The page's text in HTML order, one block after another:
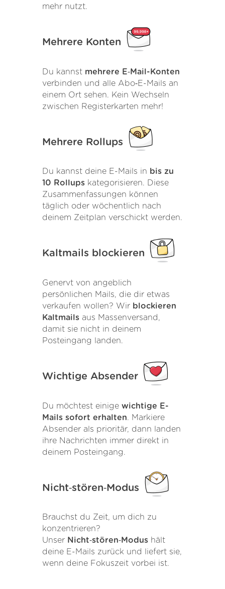
mehr nutzt.
Mehrere Konten
Du kannst mehrere E‑Mail-Konten
verbinden und alle Abo‑E-Mails an
einem Ort sehen. Kein Wechseln
zwischen Registerkarten mehr!
Mehrere Rollups
Du kannst deine E-Mails in bis zu
10 Rollups kategorisieren. Diese
Zusammenfassungen können
täglich oder wöchentlich nach
deinem Zeitplan verschickt werden.
Kaltmails blockieren
Genervt von angeblich
persönlichen Mails, die dir etwas
verkaufen wollen? Wir blockieren
Kaltmails aus Massenversand,
damit sie nicht in deinem
Posteingang landen.
Wichtige Absender
Du möchtest einige wichtige E-
Mails sofort erhalten. Markiere
Absender als prioritär, dann landen
ihre Nachrichten immer direkt in
deinem Posteingang.
Nicht‑stören‑Modus
Brauchst du Zeit, um dich zu
konzentrieren?
Unser Nicht‑stören‑Modus hält
deine E-Mails zurück und liefert sie,
wenn deine Fokuszeit vorbei ist.